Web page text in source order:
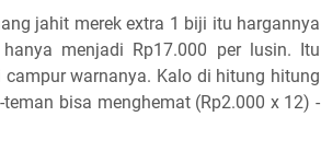
jahit merek extra 1 biji itu hargannya
menjadi Rp17.000 per lusin. Itu
warnanya. Kalo di hitung hitung
bisa menghemat (Rp2.000 x 12) -